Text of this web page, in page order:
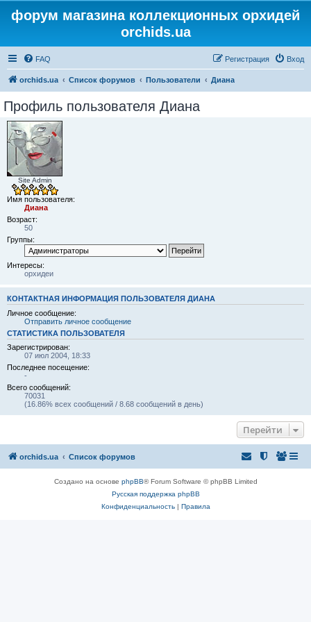
форум магазина коллекционных орхидей
orchids.ua
FAQ Вход
Регистрация
orchids.ua Список форумов Пользователи Диана
Профиль пользователя Диана
Site Admin
Имя пользователя:
Диана
Возраст:
50
Группы:
Интересы:
орхидеи
КОНТАКТНАЯ ИНФОРМАЦИЯ ПОЛЬЗОВАТЕЛЯ ДИАНА
Личное сообщение:
Отправить личное сообщение
СТАТИСТИКА ПОЛЬЗОВАТЕЛЯ
Зарегистрирован:
07 июл 2004, 18:33
Последнее посещение:
-
Всего сообщений:
70031
(16.86% всех сообщений / 8.68 сообщений в день)
Перейти
orchids.ua Список форумов
Создано на основе phpBB® Forum Software © phpBB Limited
Русская поддержка phpBB
Конфиденциальность| Правила